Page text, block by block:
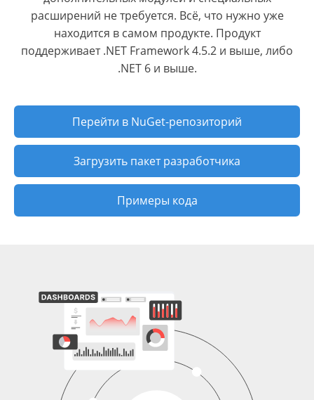
расширений не требуется. Всё, что нужно уже
находится в самом продукте. Продукт
поддерживает .NET Framework 4.5.2 и выше, либо
.NET 6 и выше.
Перейти в NuGet-репозиторий
Загрузить пакет разработчика
Примеры кода